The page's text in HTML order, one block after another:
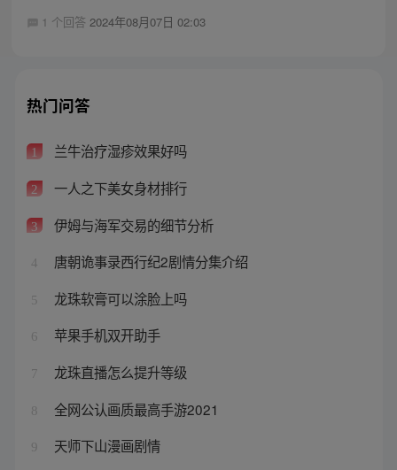
1 个回答 2024年08月07日 02:03
热门问答
1 兰牛治疗湿疹效果好吗
2 一人之下美女身材排行
3 伊姆与海军交易的细节分析
4 唐朝诡事录西行纪2剧情分集介绍
5 龙珠软膏可以涂脸上吗
6 苹果手机双开助手
7 龙珠直播怎么提升等级
8 全网公认画质最高手游2021
9 天师下山漫画剧情